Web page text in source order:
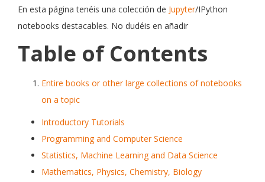
En esta página tenéis una colección de Jupyter/IPython
notebooks destacables. No dudéis en añadir
Table of Contents
Entire books or other large collections of notebooks
on a topic
Introductory Tutorials
Programming and Computer Science
Statistics, Machine Learning and Data Science
Mathematics, Physics, Chemistry, Biology